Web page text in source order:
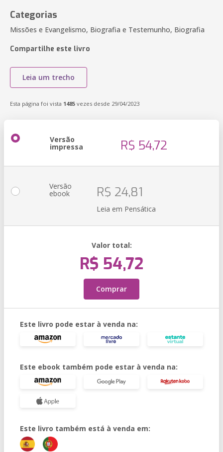
Categorias
Missões e Evangelismo, Biografia e Testemunho, Biografia
Compartilhe este livro
Leia um trecho
Esta página foi vista 1485 vezes desde 29/04/2023
Versão
impressa R$ 54,72
Versão
ebook R$ 24,81
Leia em Pensática
Valor total:
R$ 54,72
Comprar
Este livro pode estar à venda na:
Este ebook também pode estar à venda na:
Este livro também está à venda em: